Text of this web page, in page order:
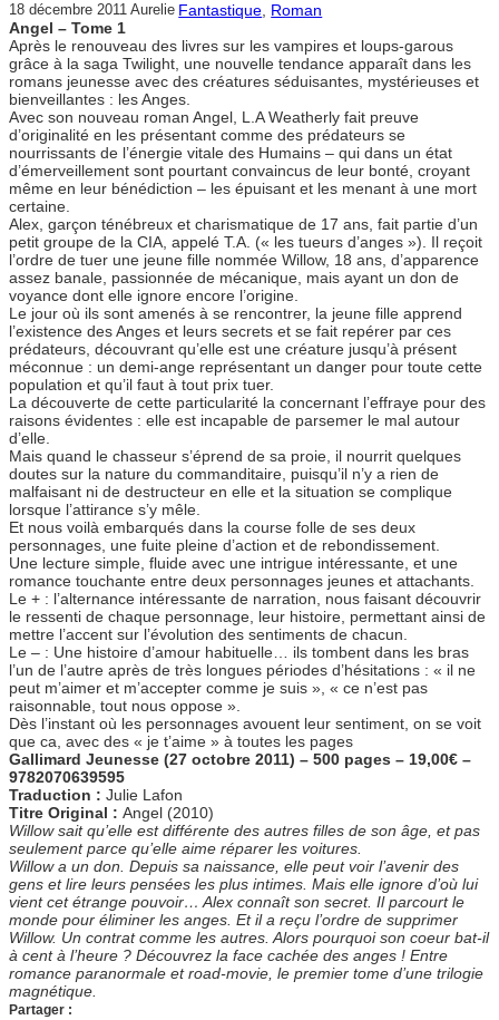
18 décembre 2011 Aurelie Fantastique, Roman
Angel – Tome 1
Après le renouveau des livres sur les vampires et loups-garous
grâce à la saga Twilight, une nouvelle tendance apparaît dans les
romans jeunesse avec des créatures séduisantes, mystérieuses et
bienveillantes : les Anges.
Avec son nouveau roman Angel, L.A Weatherly fait preuve
d’originalité en les présentant comme des prédateurs se
nourrissants de l’énergie vitale des Humains – qui dans un état
d’émerveillement sont pourtant convaincus de leur bonté, croyant
même en leur bénédiction – les épuisant et les menant à une mort
certaine.
Alex, garçon ténébreux et charismatique de 17 ans, fait partie d’un
petit groupe de la CIA, appelé T.A. (« les tueurs d’anges »). Il reçoit
l’ordre de tuer une jeune fille nommée Willow, 18 ans, d’apparence
assez banale, passionnée de mécanique, mais ayant un don de
voyance dont elle ignore encore l’origine.
Le jour où ils sont amenés à se rencontrer, la jeune fille apprend
l’existence des Anges et leurs secrets et se fait repérer par ces
prédateurs, découvrant qu’elle est une créature jusqu’à présent
méconnue : un demi-ange représentant un danger pour toute cette
population et qu’il faut à tout prix tuer.
La découverte de cette particularité la concernant l’effraye pour des
raisons évidentes : elle est incapable de parsemer le mal autour
d’elle.
Mais quand le chasseur s’éprend de sa proie, il nourrit quelques
doutes sur la nature du commanditaire, puisqu’il n’y a rien de
malfaisant ni de destructeur en elle et la situation se complique
lorsque l’attirance s’y mêle.
Et nous voilà embarqués dans la course folle de ses deux
personnages, une fuite pleine d’action et de rebondissement.
Une lecture simple, fluide avec une intrigue intéressante, et une
romance touchante entre deux personnages jeunes et attachants.
Le + : l’alternance intéressante de narration, nous faisant découvrir
le ressenti de chaque personnage, leur histoire, permettant ainsi de
mettre l’accent sur l’évolution des sentiments de chacun.
Le – : Une histoire d’amour habituelle… ils tombent dans les bras
l’un de l’autre après de très longues périodes d’hésitations : « il ne
peut m’aimer et m’accepter comme je suis », « ce n’est pas
raisonnable, tout nous oppose ».
Dès l’instant où les personnages avouent leur sentiment, on se voit
que ca, avec des « je t’aime » à toutes les pages
Gallimard Jeunesse (27 octobre 2011) – 500 pages – 19,00€ –
9782070639595
Traduction : Julie Lafon
Titre Original : Angel (2010)
Willow sait qu’elle est différente des autres filles de son âge, et pas
seulement parce qu’elle aime réparer les voitures.
Willow a un don. Depuis sa naissance, elle peut voir l’avenir des
gens et lire leurs pensées les plus intimes. Mais elle ignore d’où lui
vient cet étrange pouvoir… Alex connaît son secret. Il parcourt le
monde pour éliminer les anges. Et il a reçu l’ordre de supprimer
Willow. Un contrat comme les autres. Alors pourquoi son coeur bat-il
à cent à l’heure ? Découvrez la face cachée des anges ! Entre
romance paranormale et road-movie, le premier tome d’une trilogie
magnétique.
Partager :